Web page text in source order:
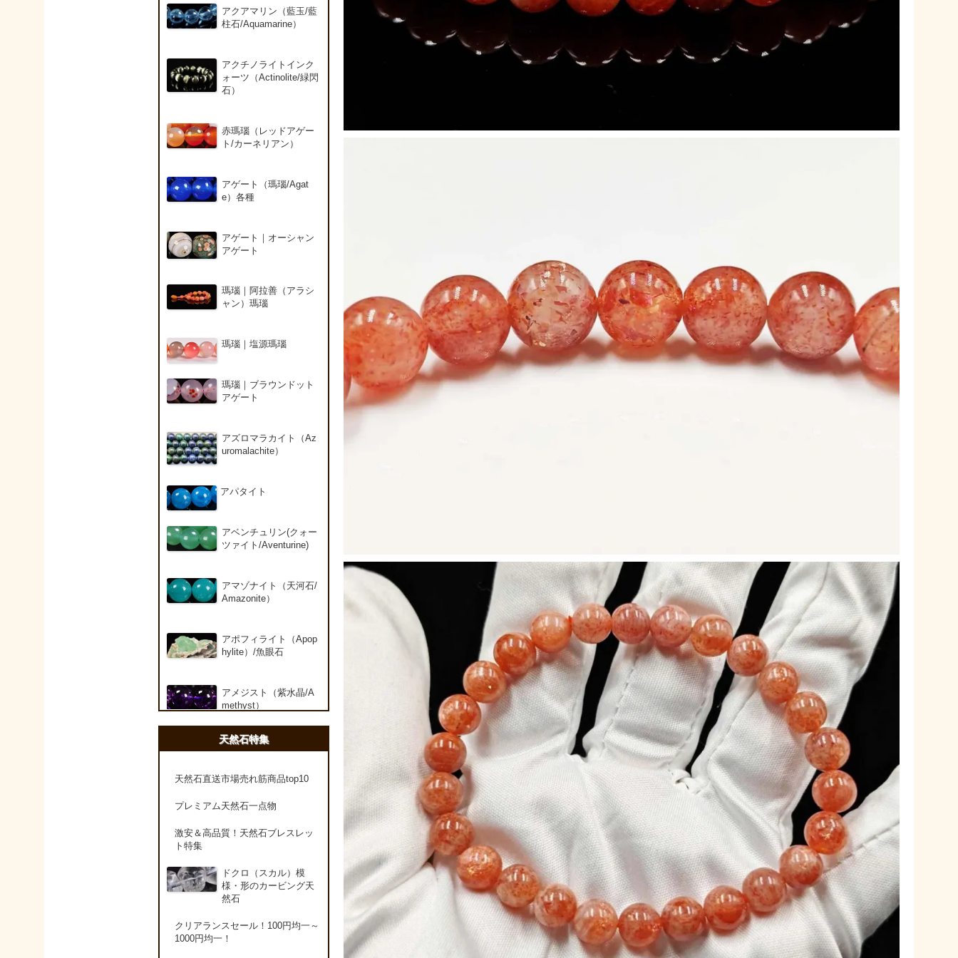
アクアマリン（藍玉/藍
柱石/Aquamarine）
アクチノライトインク
ォーツ（Actinolite/緑閃
石）
赤瑪瑙（レッドアゲー
ト/カーネリアン）
アゲート（瑪瑙/Agat
e）各種
アゲート｜オーシャン
アゲート
瑪瑙｜阿拉善（アラシ
ャン）瑪瑙
瑪瑙｜塩源瑪瑙
瑪瑙｜ブラウンドット
アゲート
アズロマラカイト（Az
uromalachite）
アパタイト
アベンチュリン(クォー
ツァイト/Aventurine)
アマゾナイト（天河石/
Amazonite）
アポフィライト（Apop
hylite）/魚眼石
アメジスト（紫水晶/A
methyst）
アメシスティンクォー
ラベンダーアメジスト
アラゴナイト（霰石/Ar
天然石特集
天然石直送市場売れ筋商品top10
プレミアム天然石一点物
激安＆高品質！天然石ブレスレッ
ト特集
ドクロ（スカル）模
様・形のカービング天
然石
クリアランスセール！100円均一～
1000円均一！